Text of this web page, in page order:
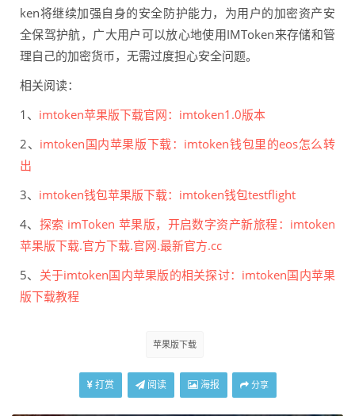
ken将继续加强自身的安全防护能力，为用户的加密资产安
全保驾护航，广大用户可以放心地使用IMToken来存储和管
理自己的加密货币，无需过度担心安全问题。
相关阅读：
1、 imtoken苹果版下载官网：imtoken1.0版本
2、 imtoken国内苹果版下载：imtoken钱包里的eos怎么转
出
3、 imtoken钱包苹果版下载：imtoken钱包testflight
4、 探索 imToken 苹果版，开启数字资产新旅程：imtoken
苹果版下载.官方下载.官网.最新官方.cc
5、 关于imtoken国内苹果版的相关探讨：imtoken国内苹果
版下载教程
苹果版下载
打赏 阅读 海报 分享